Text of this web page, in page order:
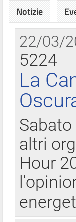
Notizie
22/03/
5224
La
altri
Hour